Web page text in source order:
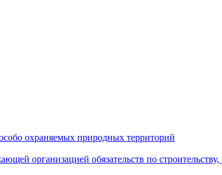
охраняемых природных территорий
организацией обязательств по